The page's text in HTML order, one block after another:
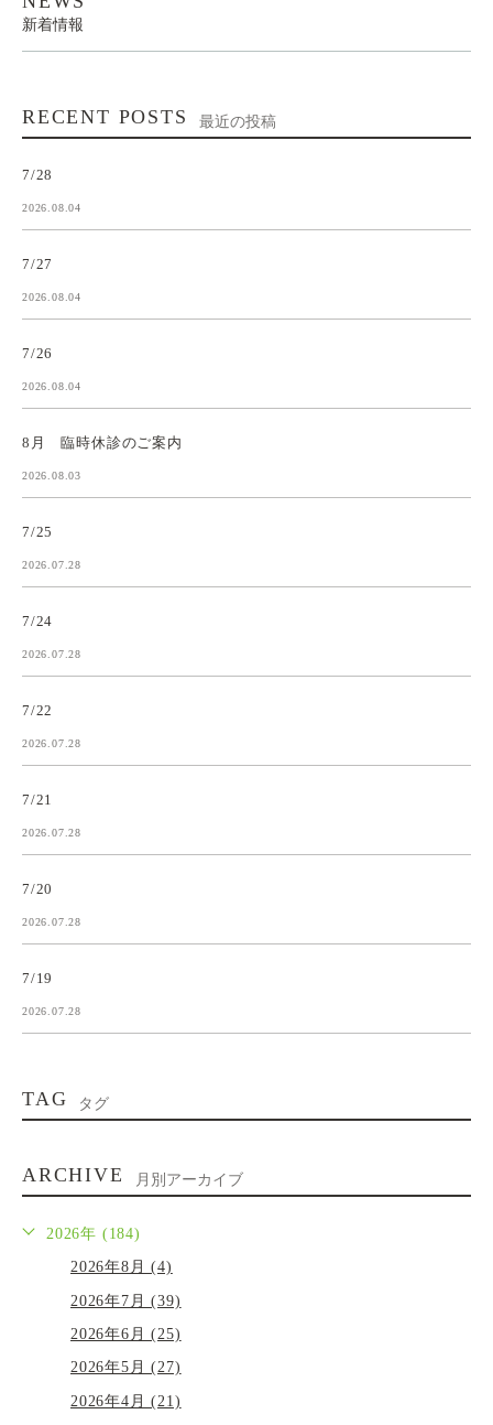
新着情報
RECENT POSTS 最近の投稿
7/28
2026.08.04
7/27
2026.08.04
7/26
2026.08.04
8月 臨時休診のご案内
2026.08.03
7/25
2026.07.28
7/24
2026.07.28
7/22
2026.07.28
7/21
2026.07.28
7/20
2026.07.28
7/19
2026.07.28
TAG タグ
ARCHIVE 月別アーカイブ
2026年 (184)
2026年8月 (4)
2026年7月 (39)
2026年6月 (25)
2026年5月 (27)
2026年4月 (21)